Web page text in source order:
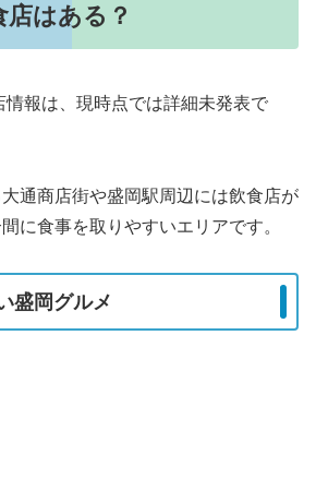
店はある？
情報は、現時点では詳細未発表で
通商店街や盛岡駅周辺には飲食店が
に食事を取りやすいエリアです。
盛岡グルメ